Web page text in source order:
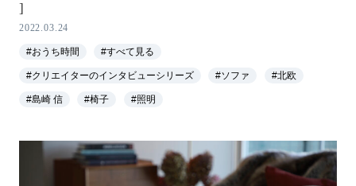
]
2022.03.24
#おうち時間 #すべて見る
#クリエイターのインタビューシリーズ #ソファ #北欧
#島崎 信 #椅子 #照明